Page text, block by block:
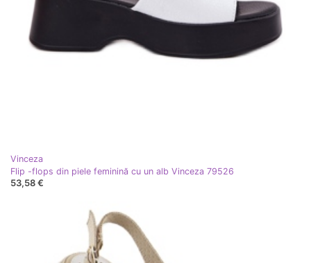
Vinceza
Flip -flops din piele feminină cu un alb Vinceza 79526
53,58 €